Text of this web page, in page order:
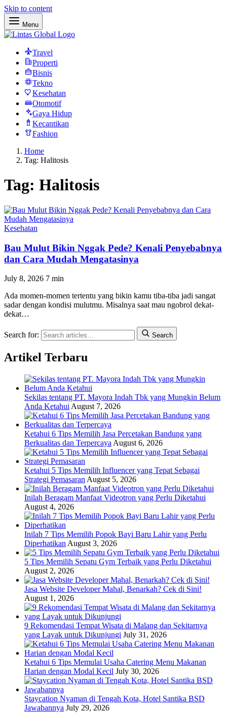
Skip to content
Menu
Travel
Properti
Bisnis
Tekno
Kesehatan
Otomotif
Gaya Hidup
Kecantikan
Fashion
Home
Tag: Halitosis
Tag: Halitosis
Kesehatan
Bau Mulut Bikin Nggak Pede? Kenali Penyebabnya
dan Cara Mudah Mengatasinya
July 8, 2026 7 min
Ada momen-momen tertentu yang bikin kamu tiba-tiba jadi sangat
sadar dengan kondisi mulutmu. Misalnya saat mau ngobrol dekat-
dekat…
Search for: Search
Artikel Terbaru
Sekilas tentang PT. Mayora Indah Tbk yang Mungkin Belum
Anda Ketahui August 7, 2026
Ketahui 6 Tips Memilih Jasa Percetakan Bandung yang
Berkualitas dan Terpercaya August 6, 2026
Ketahui 5 Tips Memilih Influencer yang Tepat Sebagai
Strategi Pemasaran August 5, 2026
Inilah Beragam Manfaat Videotron yang Perlu Diketahui
August 4, 2026
Inilah 7 Tips Memilih Popok Bayi Baru Lahir yang Perlu
Diperhatikan August 3, 2026
5 Tips Memilih Sepatu Gym Terbaik yang Perlu Diketahui
August 2, 2026
Jasa Website Developer Mahal, Benarkah? Cek di Sini!
August 1, 2026
9 Rekomendasi Tempat Wisata di Malang dan Sekitarnya
yang Layak untuk Dikunjungi July 31, 2026
Ketahui 6 Tips Memulai Usaha Catering Menu Makanan
Harian dengan Modal Kecil July 30, 2026
Staycation Nyaman di Tengah Kota, Hotel Santika BSD
Jawabannya July 29, 2026